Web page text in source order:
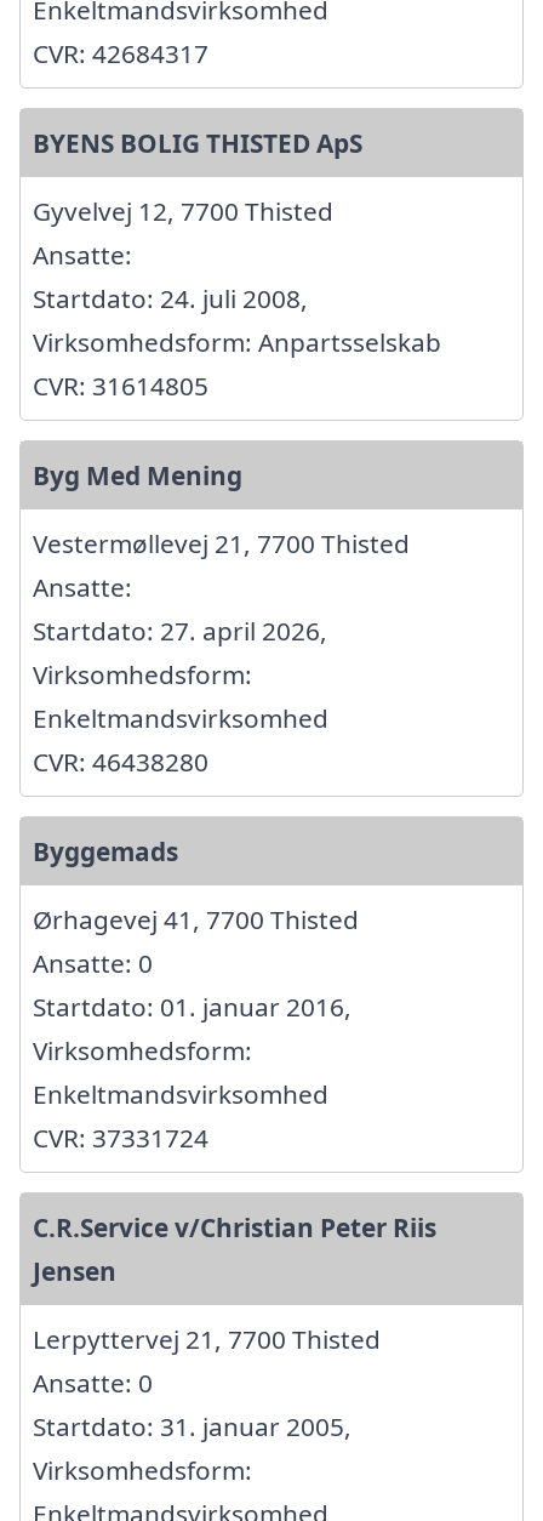
Enkeltmandsvirksomhed
CVR: 42684317
BYENS BOLIG THISTED ApS
Gyvelvej 12, 7700 Thisted
Ansatte:
Startdato: 24. juli 2008,
Virksomhedsform: Anpartsselskab
CVR: 31614805
Byg Med Mening
Vestermøllevej 21, 7700 Thisted
Ansatte:
Startdato: 27. april 2026,
Virksomhedsform:
Enkeltmandsvirksomhed
CVR: 46438280
Byggemads
Ørhagevej 41, 7700 Thisted
Ansatte: 0
Startdato: 01. januar 2016,
Virksomhedsform:
Enkeltmandsvirksomhed
CVR: 37331724
C.R.Service v/Christian Peter Riis
Jensen
Lerpyttervej 21, 7700 Thisted
Ansatte: 0
Startdato: 31. januar 2005,
Virksomhedsform: